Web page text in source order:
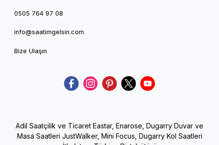
0505 764 97 08
info@saatimgelsin.com
Bize Ulaşın
Adil Saatçilik ve Ticaret Eastar, Enarose, Dugarry Duvar ve
Masa Saatleri JustWalker, Mini Focus, Dugarry Kol Saatleri